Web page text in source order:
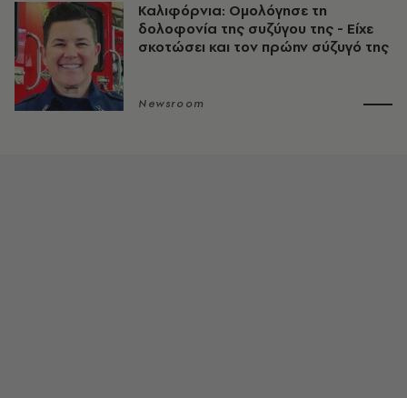
Καλιφόρνια: Ομολόγησε τη
δολοφονία της συζύγου της - Είχε
σκοτώσει και τον πρώην σύζυγό της
Newsroom